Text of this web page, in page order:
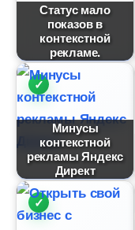
Статус мало
показо
контекстной
рекламе.
Минусы
контекстной
рекламы Яндекс
Директ